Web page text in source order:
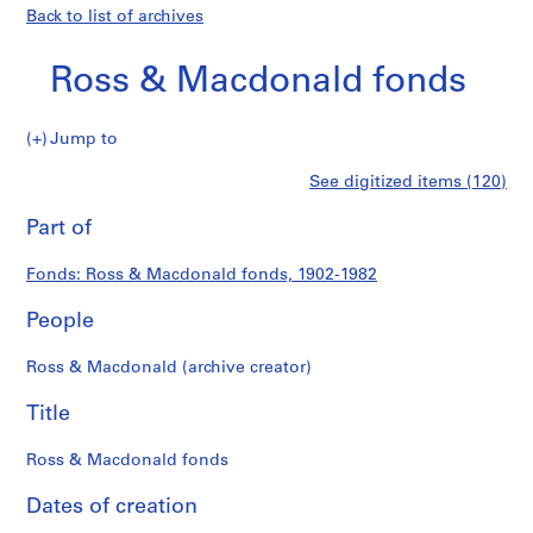
Back to list of archives
Ross & Macdonald fonds
RossJump to
i
s
:
r
j
c
s
&
Macdonald
fonds
See digitized items (120)
Part of
Fonds: Ross & Macdonald fonds, 1902-1982
People
Ross & Macdonald (archive creator)
Title
Ross & Macdonald fonds
Dates of creation